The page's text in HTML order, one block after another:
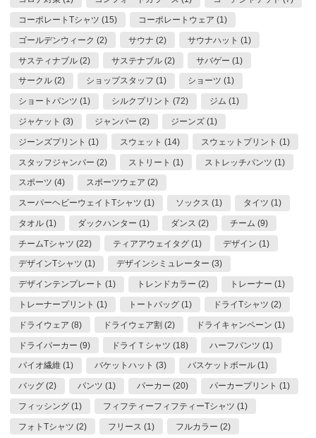
コーポレートTシャツ (15) コーポレートウェア (1)
ゴールデンウィーク (2) サウナ (2) サウナハット (1)
サスティナブル (2) サステナブル (2) サバゲー (1)
サークル (2) ショップスタッフ (1) ショーツ (1)
ショートパンツ (1) シルクプリント (72) ジム (1)
ジャケット (3) ジャンパー (2) ジーンズ (1)
ジーンズプリント (1) スウェット (14) スウェットプリント (1)
スタッフジャンパー (2) ストリート (1) ストレッチパンツ (1)
スポーツ (4) スポーツウェア (2)
スーパーヘビーウェイトTシャツ (1) ソックス (1) タイツ (1)
タオル (1) ダックハンター (1) ダンス (2) チーム (9)
チームTシャツ (22) ティアアウェイタグ (1) デザイン (1)
デザインTシャツ (1) デザインシミュレーター (3)
デザインテンプレート (1) トレンドカラー (2) トレーナー (1)
トレーナープリント (1) トートバッグ (1) ドライTシャツ (2)
ドライウェア (8) ドライウェア割 (2) ドライキャンペーン (1)
ドライパーカー (9) ドライＴシャツ (18) ハーフパンツ (1)
バイオ繊維 (1) バケットハット (3) バスケットボール (1)
バッグ (2) パンツ (1) パーカー (20) パーカープリント (1)
フィッシング (1) フィフティーフィフティーTシャツ (1)
フォトTシャツ (2) フリース (1) フルカラー (2)